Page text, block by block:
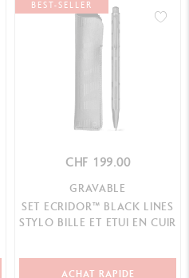
BEST-SELLER
CHF 199.00
GRAVABLE
SET ECRIDOR™ BLACK LINES
STYLO BILLE ET ETUI EN CUIR
ACHAT RAPIDE